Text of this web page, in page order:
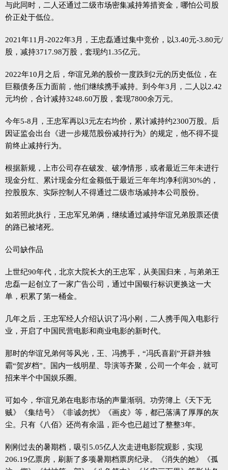
与此同时，二人还通过二级市场密集减持筹措资金，哪怕公司股
价正处于低位。
2021年11月-2022年3月，王忠磊通过集中竞价，以3.40元-3.80元/
股，减持3717.98万股，套现约1.35亿元。
2022年10月之后，华谊兄弟的股价一度跌到2元的历史低位，在
巨额债务压力面前，他们继续携手减持。到今年3月，二人以2.42
元均价，合计减持3248.60万股，套现7800余万元。
今年5-8月，王忠军再以3元左右均价，累计减持约2300万股。后
因证监会出台《进一步规范股份减持行为》的规定，他不得不提
前终止减持行为。
根据新规，上市公司存在破发、破净情形，或者最近三年未进行
现金分红、累计现金分红金额低于最近三年年均净利润30%的，
控股股东、实际控制人不得通过二级市场减持本公司股份。
如若照此执行，王忠军兄弟俩，继续通过减持华谊兄弟股票还债
的路已被堵死。
公司缺作品
上世纪90年代，北京大院长大的王忠军，从美国归来，与弟弟王
忠磊一起创立了一家广告公司，通过中国银行标识更换这一大
单，积累了第一桶金。
几年之后，王忠军经人介绍认识了冯小刚，二人携手闯入电影行
业，开启了中国民营电影和商业电影的新时代。
那时的华谊兄弟何等风光，王、冯携手，“冯氏喜剧”开辟并独
霸“贺岁档”。国内一线明星、导演等齐聚，公司一个年会，就可
招来半个中国娱乐圈。
可如今，华谊兄弟在电影市场的声量渐弱。功劳簿上《天下无
贼》《集结号》《非诚勿扰》《画皮》等，都已落满了厚厚的灰
尘。只有《八佰》还尚有余温，距今也已超过了整整3年。
刚刚过去的暑期档，吸引5.05亿人次走进电影院观影，实现
206.19亿票房，刷新了多项暑期档票房纪录。《消失的她》《孤